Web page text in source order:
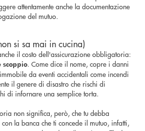
attentamente anche la documentazione
del mutuo.
si sa mai in cucina)
il costo dell'assicurazione obbligatoria:
scoppio. Come dice il nome, copre i danni
da eventi accidentali come incendi
il genere di disastro che rischi di
di infornare una semplice torta.
non significa, però, che tu debba
la banca che ti concede il mutuo, infatti,